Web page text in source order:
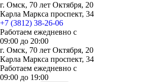
г. Омск, 70 лет Октября, 20
Карла Маркса проспект, 34
+7 (3812) 38-26-06
Работаем ежедневно с
09:00 до 20:00
г. Омск, 70 лет Октября, 20
Карла Маркса проспект, 34
Работаем ежедневно с
09:00 до 19:00